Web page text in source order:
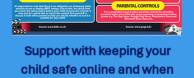
Support with keeping your
child safe online and when